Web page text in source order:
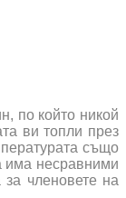
по който никой
ви топли през
също
има несравними
членовете на